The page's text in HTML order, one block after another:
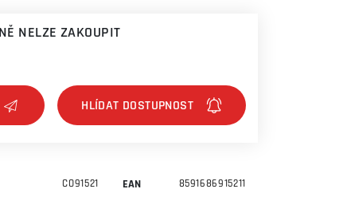
NELZE ZAKOUPIT
CO91521 EAN 8591686915211